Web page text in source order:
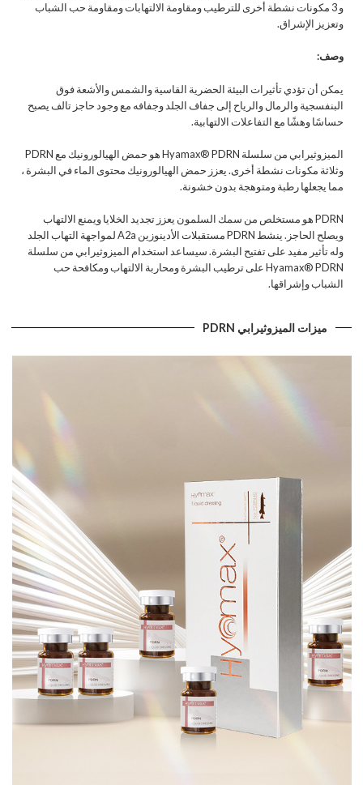
و 3 مكونات نشطة أخرى للترطيب ومقاومة الالتهابات ومقاومة حب الشباب
وتعزيز الإشراق.
وصف:
يمكن أن تؤدي تأثيرات البيئة الحضرية القاسية والشمس والأشعة فوق
البنفسجية والرمال والرياح إلى جفاف الجلد وجفافه مع وجود حاجز تالف يصبح
حساسًا وهشًا مع التفاعلات الالتهابية.
الميزوثيرابي من سلسلة Hyamax® PDRN هو حمض الهيالورونيك مع PDRN
وثلاثة مكونات نشطة أخرى. يعزز حمض الهيالورونيك محتوى الماء في البشرة ،
مما يجعلها رطبة ومتوهجة بدون خشونة.
PDRN هو مستخلص من سمك السلمون يعزز تجديد الخلايا ويمنع الالتهاب
ويصلح الحاجز. ينشط PDRN مستقبلات الأدينوزين A2a لمواجهة التهاب الجلد
وله تأثير مفيد على تفتيح البشرة. سيساعد استخدام الميزوثيرابي من سلسلة
Hyamax® PDRN على ترطيب البشرة ومحاربة الالتهاب ومكافحة حب
الشباب وإشراقها.
ميزات الميزوثيرابي PDRN